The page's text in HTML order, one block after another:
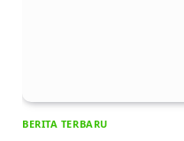
BERITA TERBARU